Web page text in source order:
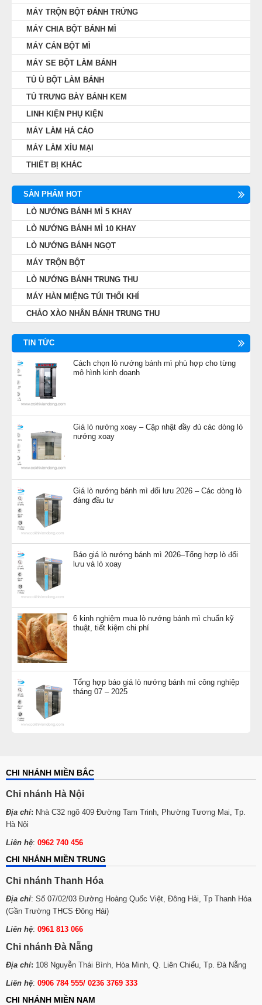
MÁY TRỘN BỘT ĐÁNH TRỨNG
MÁY CHIA BỘT BÁNH MÌ
MÁY CÁN BỘT MÌ
MÁY SE BỘT LÀM BÁNH
TỦ Ủ BỘT LÀM BÁNH
TỦ TRƯNG BÀY BÁNH KEM
LINH KIỆN PHỤ KIỆN
MÁY LÀM HÁ CẢO
MÁY LÀM XÍU MẠI
THIẾT BỊ KHÁC
SẢN PHẨM HOT
LÒ NƯỚNG BÁNH MÌ 5 KHAY
LÒ NƯỚNG BÁNH MÌ 10 KHAY
LÒ NƯỚNG BÁNH NGỌT
MÁY TRỘN BỘT
LÒ NƯỚNG BÁNH TRUNG THU
MÁY HÀN MIỆNG TÚI THỔI KHÍ
CHẢO XÀO NHÂN BÁNH TRUNG THU
TIN TỨC
Cách chọn lò nướng bánh mì phù hợp cho từng
mô hình kinh doanh
Giá lò nướng xoay – Cập nhật đầy đủ các dòng lò
nướng xoay
Giá lò nướng bánh mì đối lưu 2026 – Các dòng lò
đáng đầu tư
Báo giá lò nướng bánh mì 2026–Tổng hợp lò đối
lưu và lò xoay
6 kinh nghiệm mua lò nướng bánh mì chuẩn kỹ
thuật, tiết kiệm chi phí
Tổng hợp báo giá lò nướng bánh mì công nghiệp
tháng 07 – 2025
CHI NHÁNH MIỀN BẮC
Chi nhánh Hà Nội
Địa chỉ: Nhà C32 ngõ 409 Đường Tam Trinh, Phường Tương Mai, Tp.
Hà Nội
Liên hệ: 0962 740 456
CHI NHÁNH MIỀN TRUNG
Chi nhánh Thanh Hóa
Địa chỉ: Số 07/02/03 Đường Hoàng Quốc Việt, Đông Hải, Tp Thanh Hóa
(Gần Trường THCS Đông Hải)
Liên hệ: 0961 813 066
Chi nhánh Đà Nẵng
Địa chỉ: 108 Nguyễn Thái Bình, Hòa Minh, Q. Liên Chiểu, Tp. Đà Nẵng
Liên hệ: 0906 784 555/ 0236 3769 333
CHI NHÁNH MIỀN NAM